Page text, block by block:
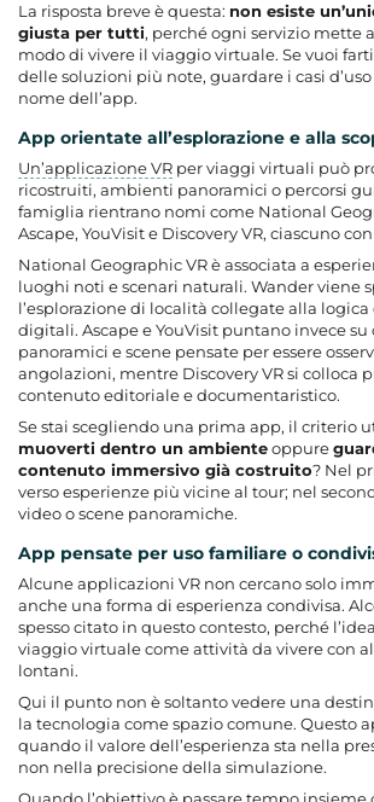
La risposta breve è questa: non esiste
giusta per tutti, perché ogni servizio mette
modo di vivere il viaggio virtuale. Se vuoi
delle soluzioni più note, guardare i casi
nome dell’app.
App orientate all’esplorazione e alla
Un’applicazione VR per viaggi virtuali può
ricostruiti, ambienti panoramici o percorsi
famiglia rientrano nomi come National
Ascape, YouVisit e Discovery VR, ciascuno
National Geographic VR è associata a
luoghi noti e scenari naturali. Wander viene
l’esplorazione di località collegate alla
digitali. Ascape e YouVisit puntano invece
panoramici e scene pensate per essere
angolazioni, mentre Discovery VR si colloca
contenuto editoriale e documentaristico.
Se stai scegliendo una prima app, il criterio
muoverti dentro un ambienteoppure
contenuto immersivo già costruito? Nel
verso esperienze più vicine al tour; nel
video o scene panoramiche.
App pensate per uso familiare o
Alcune applicazioni VR non cercano solo
anche una forma di esperienza condivisa.
spesso citato in questo contesto, perché
viaggio virtuale come attività da vivere con
lontani.
Qui il punto non è soltanto vedere una
la tecnologia come spazio comune. Questo
quando il valore dell’esperienza sta nella
non nella precisione della simulazione.